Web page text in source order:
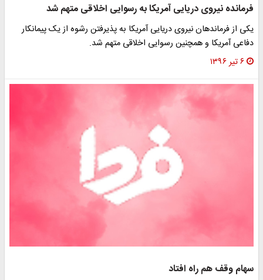
فرمانده نیروی دریایی آمریکا به رسوایی اخلاقی متهم شد
یکی از فرماندهان نیروی دریایی آمریکا به پذیرفتن رشوه از یک پیمانکار
دفاعی آمریکا و همچنین رسوایی اخلاقی متهم شد.
۶ تیر ۱۳۹۶
سهام وقف هم راه افتاد